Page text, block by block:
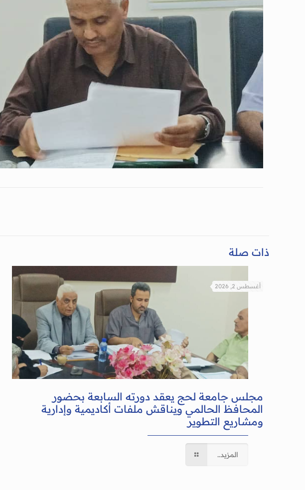
ذات صلة
أغسطس 2, 2026
مجلس جامعة لحج يعقد دورته السابعة بحضور
المحافظ الحالمي ويناقش ملفات أكاديمية وإدارية
ومشاريع التطوير
المزيد..